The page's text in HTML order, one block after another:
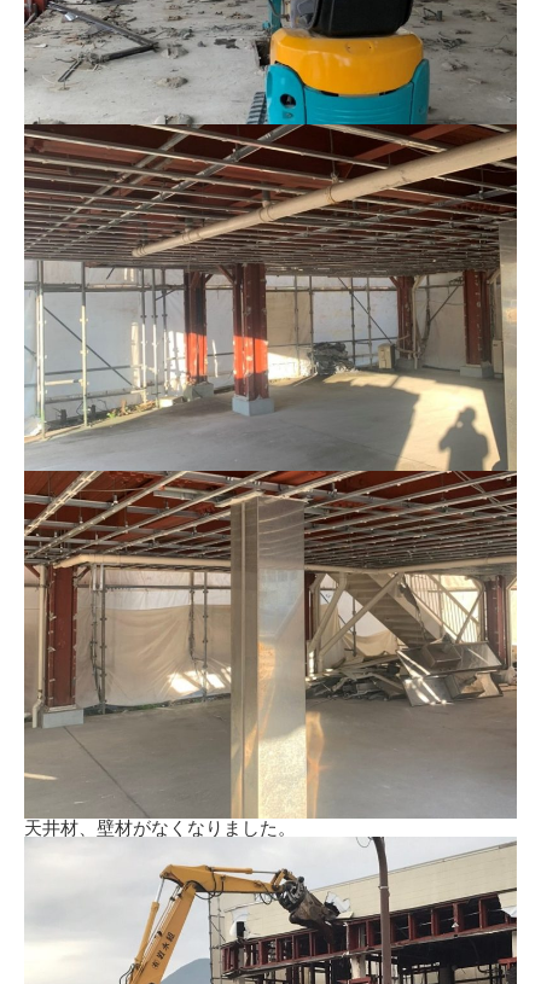
天井材、壁材がなくなりました。